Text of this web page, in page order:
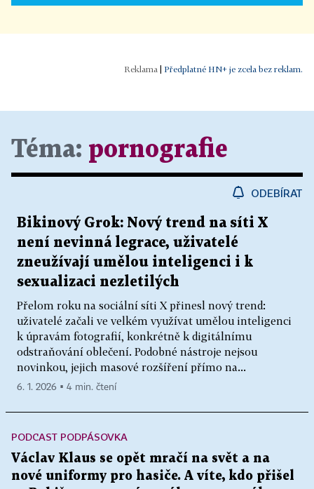
Předplatné HN+ je zcela bez reklam.
Téma: pornografie
ODEBÍRAT
Bikinový Grok: Nový trend na síti X
není nevinná legrace, uživatelé
zneužívají umělou inteligenci i k
sexualizaci nezletilých
Přelom roku na sociální síti X přinesl nový trend:
uživatelé začali ve velkém využívat umělou inteligenci
k úpravám fotografií, konkrétně k digitálnímu
odstraňování oblečení. Podobné nástroje nejsou
novinkou, jejich masové rozšíření přímo na...
6. 1. 2026 ▪ 4 min. čtení
PODCAST PODPÁSOVKA
Václav Klaus se opět mračí na svět a na
nové uniformy pro hasiče. A víte, kdo přišel